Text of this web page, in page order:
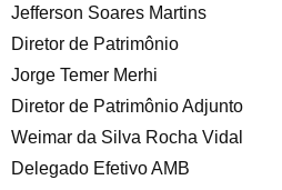
Jefferson Soares Martins
Diretor de Patrimônio
Jorge Temer Merhi
Diretor de Patrimônio Adjunto
Weimar da Silva Rocha Vidal
Delegado Efetivo AMB